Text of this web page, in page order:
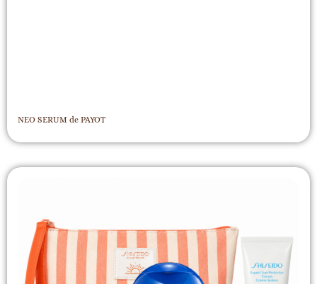
NEO SERUM de PAYOT